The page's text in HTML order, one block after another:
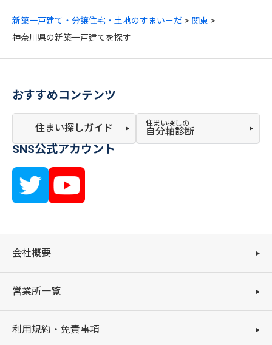
新築一戸建て・分譲住宅・土地のすまいーだ
関東
神奈川県の新築一戸建てを探す
おすすめコンテンツ
住まい探しガイド 住まい探しの
自分軸診断
SNS公式アカウント
会社概要
営業所一覧
利用規約・免責事項